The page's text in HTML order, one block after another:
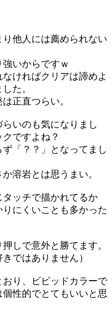
他人には薦められない
いからですｗ
ければクリアは諦めよ
た。
正直つらい。
いのも気になりまし
ですよね？
「？？」となってまし
溶岩とは思うまい。
ッチで描かれてるか
にくいことも多かった
しで意外と勝てます。
ではありません）
り、ビビッドカラーで
性的でとてもいいと思